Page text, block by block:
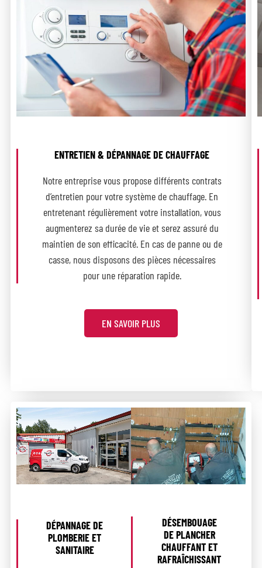
ENTRETIEN & DÉPANNAGE DE CHAUFFAGE
Notre entreprise vous propose différents contrats
d’entretien pour votre système de chauffage. En
entretenant régulièrement votre installation, vous
augmenterez sa durée de vie et serez assuré du
maintien de son efficacité. En cas de panne ou de
casse, nous disposons des pièces nécessaires
pour une réparation rapide.
EN SAVOIR PLUS
DÉPANNAGE DE
PLOMBERIE ET
SANITAIRE
DÉSEMBOUAGE
DE PLANCHER
CHAUFFANT ET
RAFRAÎCHISSANT